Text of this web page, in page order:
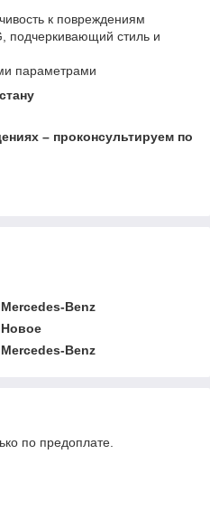
к повреждениям
подчеркивающий стиль и
параметрами
– проконсультируем по
Mercedes-Benz
Новое
Mercedes-Benz
по предоплате.